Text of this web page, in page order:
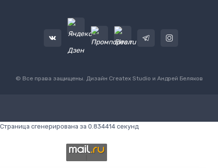
© Все права защищены. Дизайн Createx Studio и Андрей Беляков
Страница сгенерирована за 0.834414 секунд